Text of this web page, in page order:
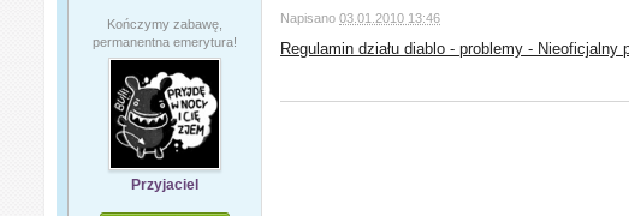
Kończymy zabawę,
permanentna emerytura!
Przyjaciel
Napisano03.01.2010 13:46
Regulamin działu diablo - problemy - Nieoficjalny